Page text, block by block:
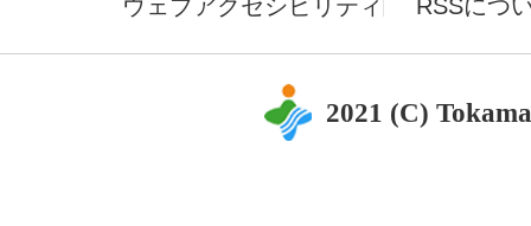
ウェブアクセシビリティ RSSにつ
2021 (C)